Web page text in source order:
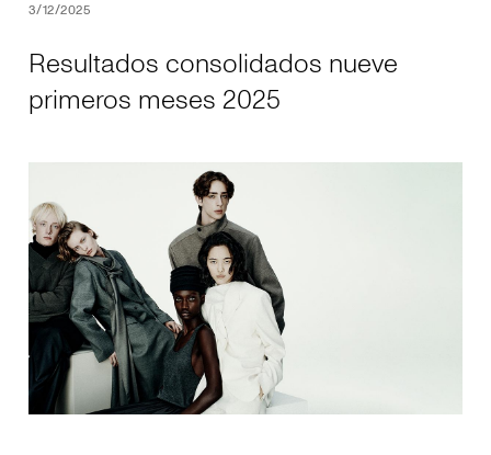
3/12/2025
Resultados consolidados nueve
primeros meses 2025